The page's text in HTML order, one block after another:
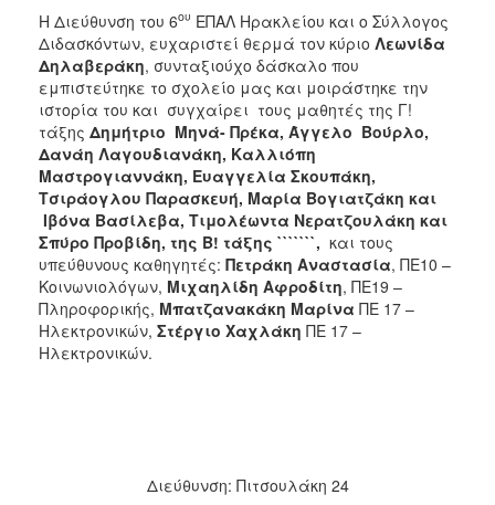
Η Διεύθυνση του 6ου ΕΠΑΛ Ηρακλείου και ο Σύλλογος
Διδασκόντων, ευχαριστεί θερμά τον κύριο Λεωνίδα
Δηλαβεράκη, συνταξιούχο δάσκαλο που
εμπιστεύτηκε το σχολείο μας και μοιράστηκε την
ιστορία του και συγχαίρει τους μαθητές της Γ!
τάξης Δημήτριο Μηνά- Πρέκα, Άγγελο Βούρλο,
Δανάη Λαγουδιανάκη, Καλλιόπη
Μαστρογιαννάκη, Ευαγγελία Σκουπάκη,
Τσιράογλου Παρασκευή, Μαρία Βογιατζάκη και
Ιβόνα Βασίλεβα, Τιμολέωντα Νερατζουλάκη και
Σπύρο Προβίδη, της Β! τάξης ```````, και τους
υπεύθυνους καθηγητές: Πετράκη Αναστασία, ΠΕ10 –
Κοινωνιολόγων, Μιχαηλίδη Αφροδίτη, ΠΕ19 –
Πληροφορικής, Μπατζανακάκη Μαρίνα ΠΕ 17 –
Ηλεκτρονικών, Στέργιο Χαχλάκη ΠΕ 17 –
Ηλεκτρονικών.
Διεύθυνση: Πιτσουλάκη 24